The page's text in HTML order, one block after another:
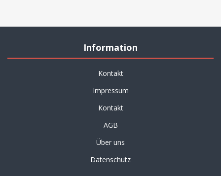
Information
Kontakt
Impressum
Kontakt
AGB
Über uns
Datenschutz